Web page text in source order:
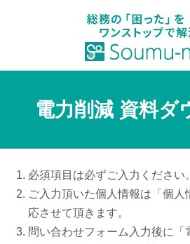
電力削減 資料ダ
必須項目は必ずご入力ください。
ご入力頂いた個人情報は「個
応させて頂きます。
問い合わせフォーム入力後に「